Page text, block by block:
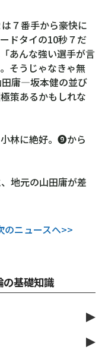
７番手から豪快に
ドタイの10秒７だ
あんな強い選手が言
そうじゃなきゃ無
庸―坂本健の並び
策あるかもしれな
林に絶好。❾から
地元の山田庸が差
のニュースへ>>
の基礎知識